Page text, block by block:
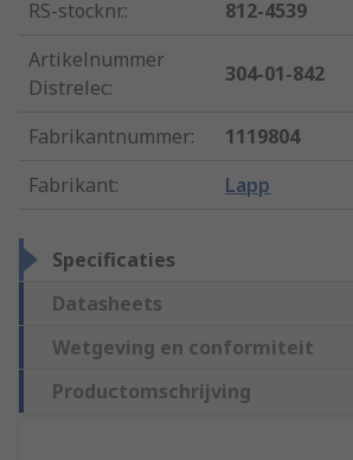
RS-stocknr.:
812-4539
Artikelnummer
Distrelec:
304-01-842
Fabrikantnummer:
1119804
Fabrikant: Lapp
Specificaties
Datasheets
Wetgeving en conformiteit
Productomschrijving